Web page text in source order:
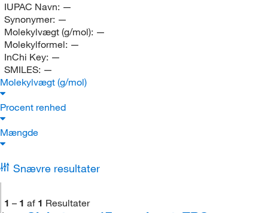
IUPAC Navn: —
Synonymer: —
Molekylvægt (g/mol): —
Molekylformel: —
InChi Key: —
SMILES: —
Molekylvægt (g/mol)
Procent renhed
Mængde
Snævre resultater
1 – 1 af 1 Resultater